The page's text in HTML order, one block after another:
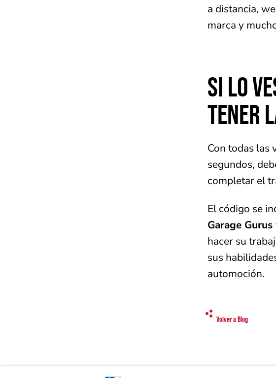
a distancia,
marca y
SI LO
TENER
Con todas las
segundos,
completar el
El código se
Garage
hacer su
sus
automoción.
Volver a Blog